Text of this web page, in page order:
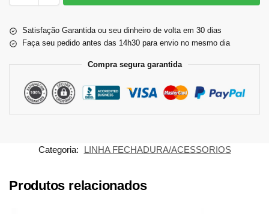
Satisfação Garantida ou seu dinheiro de volta em 30 dias
Faça seu pedido antes das 14h30 para envio no mesmo dia
Compra segura garantida
Categoria: LINHA FECHADURA/ACESSORIOS
Produtos relacionados